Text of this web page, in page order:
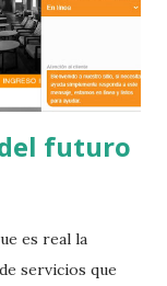
futuro
es real la
servicios que